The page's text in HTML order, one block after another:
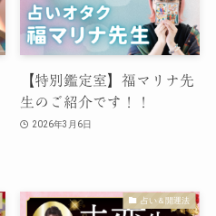
【特別鑑定室】福マリナ先
生のご紹介です！！
2026年3月6日
占い＆開運法